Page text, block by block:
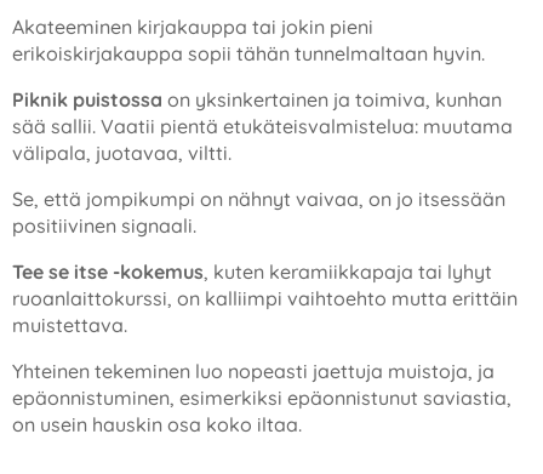
Akateeminen kirjakauppa tai jokin pieni
erikoiskirjakauppa sopii tähän tunnelmaltaan hyvin.
Piknik puistossa on yksinkertainen ja toimiva, kunhan
sää sallii. Vaatii pientä etukäteisvalmistelua: muutama
välipala, juotavaa, viltti.
Se, että jompikumpi on nähnyt vaivaa, on jo itsessään
positiivinen signaali.
Tee se itse -kokemus, kuten keramiikkapaja tai lyhyt
ruoanlaittokurssi, on kalliimpi vaihtoehto mutta erittäin
muistettava.
Yhteinen tekeminen luo nopeasti jaettuja muistoja, ja
epäonnistuminen, esimerkiksi epäonnistunut saviastia,
on usein hauskin osa koko iltaa.